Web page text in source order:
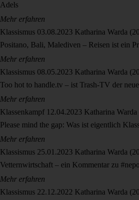
Adels
Mehr erfahren
Klassismus 03.08.2023 Katharina Warda
Positano, Bali, Malediven – Reisen ist ein
Mehr erfahren
Klassismus 08.05.2023 Katharina Warda
Too hot to handle.tv – ist Trash-TV der
Mehr erfahren
Klassenkampf 12.04.2023 Katharina
Please mind the gap: Was ist eigentlich
Mehr erfahren
Klassismus 25.01.2023 Katharina Warda
Vetternwirtschaft – ein Kommentar zu
Mehr erfahren
Klassismus 22.12.2022 Katharina Warda